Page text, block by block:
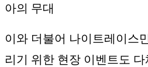
아의 무대
이와 더불어 나이트레이스
리기 위한 현장 이벤트도